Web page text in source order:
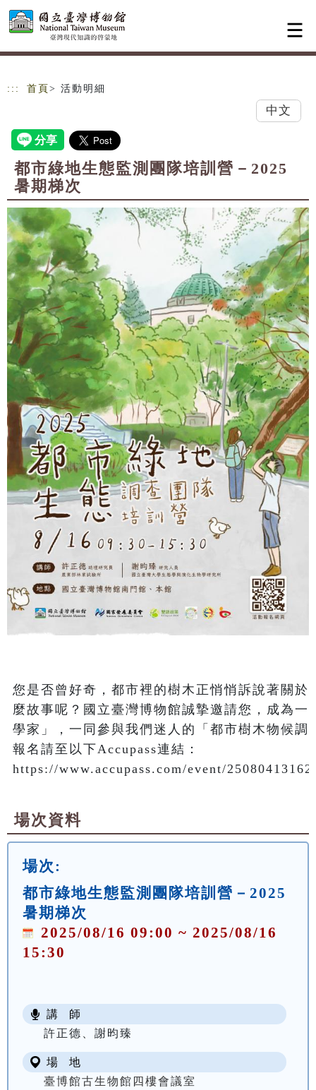
跳到主要內容
網站導覽
::: 首頁 > 活動明細
中文
都市綠地生態監測團隊培訓營－2025
暑期梯次
您是否曾好奇，都市裡的樹木正悄悄訴說著關於
麼故事呢？國立臺灣博物館誠摯邀請您，成為一
學家」，一同參與我們迷人的「都市樹木物候調
報名請至以下Accupass連結：
https://www.accupass.com/event/
場次資料
場次:
都市綠地生態監測團隊培訓營－2025
暑期梯次
2025/08/16 09:00 ~ 2025/08/16
15:30
講 師
許正德、謝昀臻
場 地
臺博館古生物館四樓會議室